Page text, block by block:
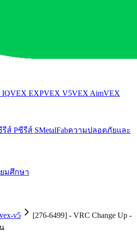
IQVEX EXPVEX V5VEX AimVEX
รีส์ Pซีรีส์ SMetalFabความปลอดภัยและ
มศึกษา
vex-v5
[276-6499] - VRC Change Up -